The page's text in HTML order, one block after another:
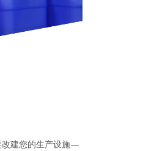
改建您的生产设施—